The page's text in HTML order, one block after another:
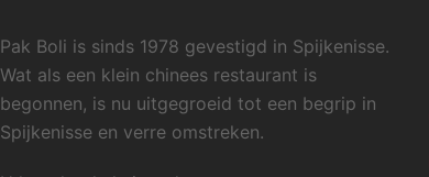
Pak Boli is sinds 1978 gevestigd in Spijkenisse.
Wat als een klein chinees restaurant is
begonnen, is nu uitgegroeid tot een begrip in
Spijkenisse en verre omstreken.